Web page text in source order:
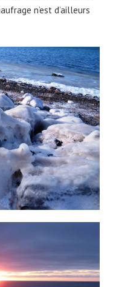
n’est d’ailleurs